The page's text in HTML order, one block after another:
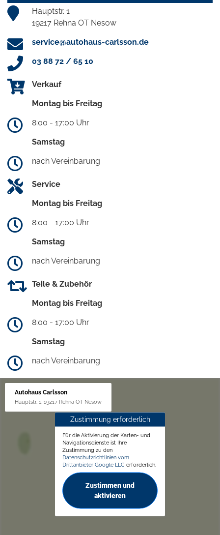
Hauptstr. 1
19217 Rehna OT Nesow
service@autohaus-carlsson.de
03 88 72 / 65 10
Verkauf
Montag bis Freitag
8:00 - 17:00 Uhr
Samstag
nach Vereinbarung
Service
Montag bis Freitag
8:00 - 17:00 Uhr
Samstag
nach Vereinbarung
Teile & Zubehör
Montag bis Freitag
8:00 - 17:00 Uhr
Samstag
nach Vereinbarung
Autohaus Carlsson
Hauptstr. 1, 19217 Rehna OT Nesow
Zustimmung erforderlich
Für die Aktivierung der Karten- und
Navigationsdienste ist Ihre
Zustimmung zu den
Datenschutzrichtlinien vom
Drittanbieter Google LLC erforderlich.
Zustimmen und
aktivieren